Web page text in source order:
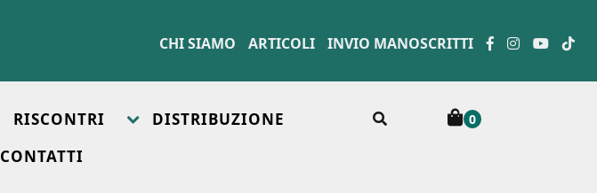
CHI SIAMO ARTICOLI INVIO MANOSCRITTI
RISCONTRI
DISTRIBUZIONE
CONTATTI
0